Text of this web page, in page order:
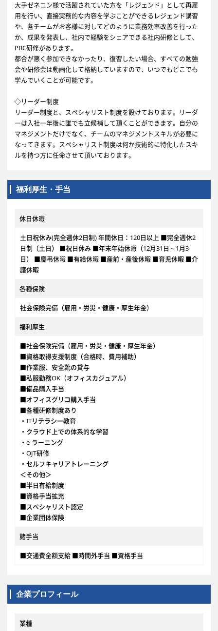
大手ゼネコン様で活躍されていた方を「レジェンド」として再雇
用を行い、直接実務的な内容を学ぶことができるレジェンド講習
や、各チームがお客様に対してどのように業務効率改善を行った
か、成果を発表し、社内で経験をシェアできる社内研修として、
PBC研修があります。
都合が悪く参加できなかったり、復習したい場合、すべての勉強
会や研修会は動画化して格納していますので、いつでもどこでも
学んでいくことが可能です。
◇リーダー制度
リーダー制度と、スペシャリスト制度を設けております。リーダ
ーは入社一年後に誰でも立候補して頂くことができます。自分の
マネジメントだけでなく、チームのマネジメントスキルが必要に
なってきます。スペシャリスト制度は何か技術的に特化したスキ
ルを持つ方に任命させて頂いております。
福利厚生・手当
休日休暇
土日祝休み(完全週休2日制) 年間休日：120日以上 ■完全週休2
日制（土日） ■祝日休み ■年末年始休暇（12月31日～1月3
日） ■慶弔休暇 ■有給休暇 ■産前・産後休暇 ■育児休暇 ■介
護休暇
各種保険
社会保険完備（雇用・労災・健康・厚生年金）
福利厚生
■社会保険完備（雇用・労災・健康・厚生年金）
■資格取得支援制度（合格時、費用補助）
■作業服、安全靴の貸与
■私服勤務OK（オフィスカジュアル）
■備品購入手当
■オフィスグリコ購入手当
■各種研修制度あり
・ITリテラシー教育
・クラウド上での体系的な学習
・e-ラーニング
・OJT研修
・セルフキャリアトレーニング
＜その他＞
■半日有給制度
■資格手当拡充
■スペシャリスト認定
■企業団体保険
諸手当
■交通費全額支給 ■時間外手当 ■資格手当
企業プロフィール
業種